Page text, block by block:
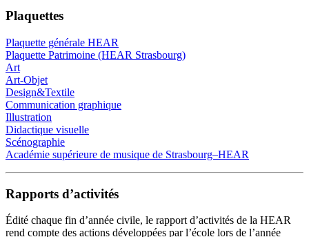
Plaquettes
Plaquette générale HEAR
Plaquette Patrimoine (HEAR Strasbourg)
Art
Art-Objet
Design&Textile
Communication graphique
Illustration
Didactique visuelle
Scénographie
Académie supérieure de musique de Strasbourg–HEAR
Rapports d’activités
Édité chaque fin d’année civile, le rapport d’activités de la HEAR
rend compte des actions développées par l’école lors de l’année